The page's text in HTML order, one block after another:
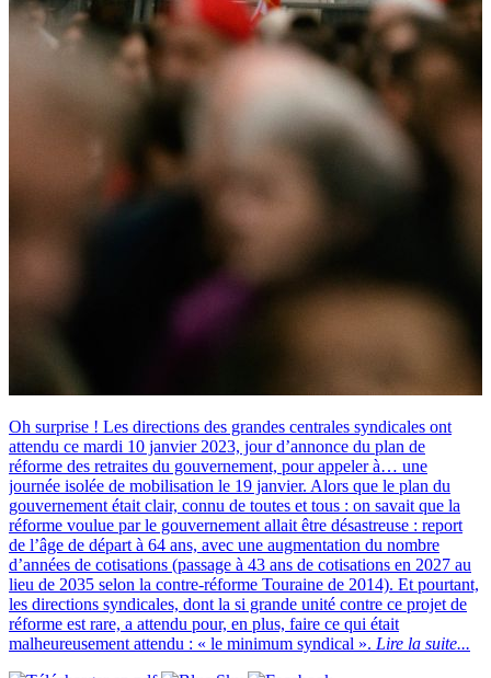
Oh surprise ! Les directions des grandes centrales syndicales ont
attendu ce mardi 10 janvier 2023, jour d’annonce du plan de
réforme des retraites du gouvernement, pour appeler à… une
journée isolée de mobilisation le 19 janvier. Alors que le plan du
gouvernement était clair, connu de toutes et tous : on savait que la
réforme voulue par le gouvernement allait être désastreuse : report
de l’âge de départ à 64 ans, avec une augmentation du nombre
d’années de cotisations (passage à 43 ans de cotisations en 2027 au
lieu de 2035 selon la contre-réforme Touraine de 2014). Et pourtant,
les directions syndicales, dont la si grande unité contre ce projet de
réforme est rare, a attendu pour, en plus, faire ce qui était
malheureusement attendu : « le minimum syndical ». Lire la suite...